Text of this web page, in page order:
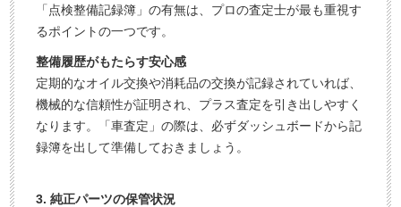
「点検整備記録簿」の有無は、プロの査定士が最も重視す
るポイントの一つです。
整備履歴がもたらす安心感
定期的なオイル交換や消耗品の交換が記録されていれば、
機械的な信頼性が証明され、プラス査定を引き出しやすく
なります。「車査定」の際は、必ずダッシュボードから記
録簿を出して準備しておきましょう。
3. 純正パーツの保管状況